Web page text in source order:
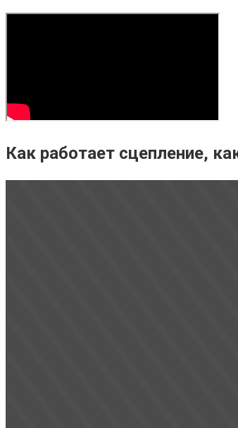
Как работает сцепление,